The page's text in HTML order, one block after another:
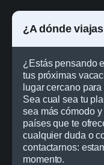
¿A dónde
¿Estás pensando
tus próximas
lugar cercano
Sea cual sea tu
sea más cómodo
países que te
cualquier duda o
contactarnos:
momento.